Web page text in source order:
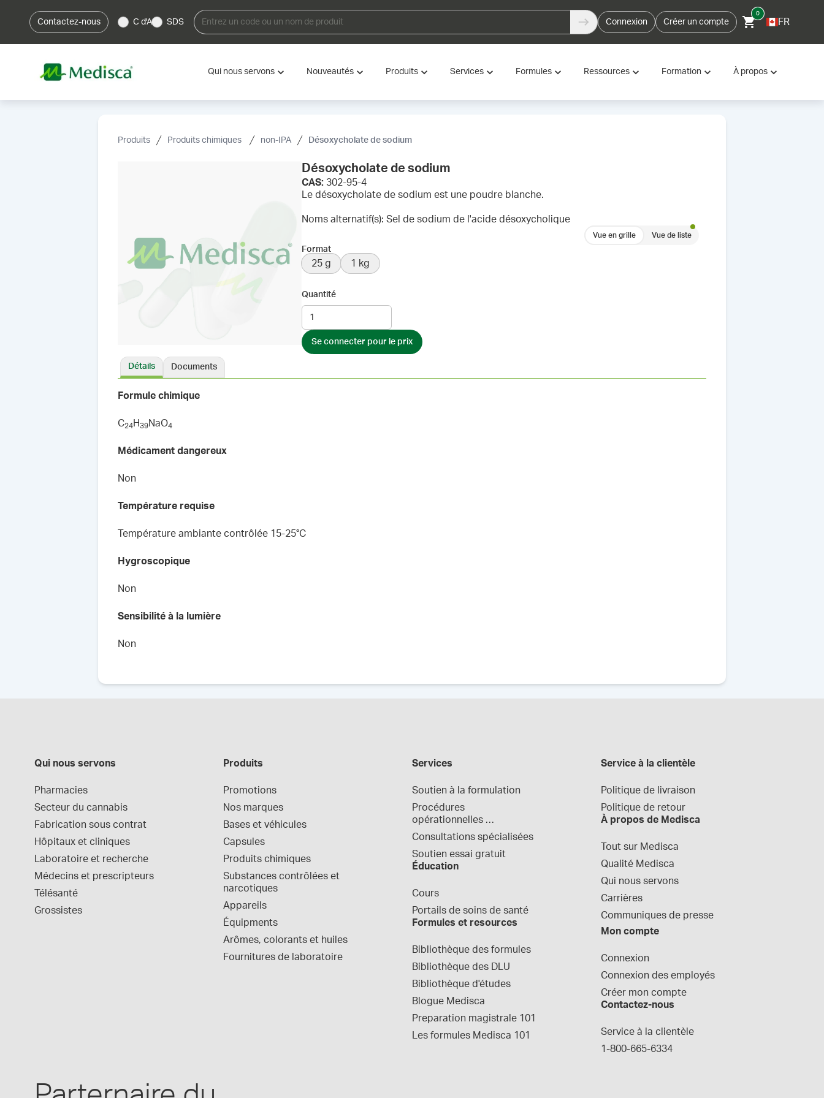
Contactez-nous C d'A SDS Connexion Créer un compte
0
FR
Qui nous servons Nouveautés Produits Services Formules Ressources Formation À propos
Produits Produits chimiques non-IPA Désoxycholate de sodium
Désoxycholate de sodium
CAS: 302-95-4
Le désoxycholate de sodium est une poudre blanche.
Noms alternatif(s): Sel de sodium de l'acide désoxycholique
Vue en grille Vue de liste
Format
25 g 1 kg
Quantité
Se connecter pour le prix
Détails Documents
Formule chimique
C24H39NaO4
Médicament dangereux
Non
Température requise
Température ambiante contrôlée 15-25°C
Hygroscopique
Non
Sensibilité à la lumière
Non
Qui nous servons
Pharmacies
Secteur du cannabis
Fabrication sous contrat
Hôpitaux et cliniques
Laboratoire et recherche
Médecins et prescripteurs
Télésanté
Grossistes
Produits
Promotions
Nos marques
Bases et véhicules
Capsules
Produits chimiques
Substances contrôlées et
narcotiques
Appareils
Équipments
Arômes, colorants et huiles
Fournitures de laboratoire
Services
Soutien à la formulation
Procédures
opérationnelles
normalisées
Consultations spécialisées
Soutien essai gratuit
Éducation
Cours
Portails de soins de santé
Formules et resources
Bibliothèque des formules
Bibliothèque des DLU
Bibliothèque d'études
Blogue Medisca
Preparation magistrale 101
Les formules Medisca 101
Service à la clientèle
Politique de livraison
Politique de retour
À propos de Medisca
Tout sur Medisca
Qualité Medisca
Qui nous servons
Carrières
Communiques de presse
Mon compte
Connexion
Connexion des employés
Créer mon compte
Contactez-nous
Service à la clientèle
1-800-665-6334